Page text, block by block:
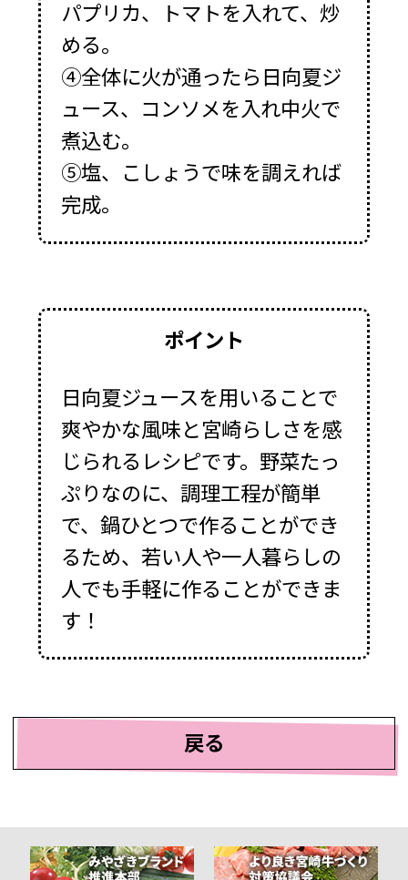
パプリカ、トマトを入れて、炒
める。
④全体に火が通ったら日向夏ジ
ュース、コンソメを入れ中火で
煮込む。
⑤塩、こしょうで味を調えれば
完成。
ポイント
日向夏ジュースを用いることで
爽やかな風味と宮崎らしさを感
じられるレシピです。野菜たっ
ぷりなのに、調理工程が簡単
で、鍋ひとつで作ることができ
るため、若い人や一人暮らしの
人でも手軽に作ることができま
す！
戻る